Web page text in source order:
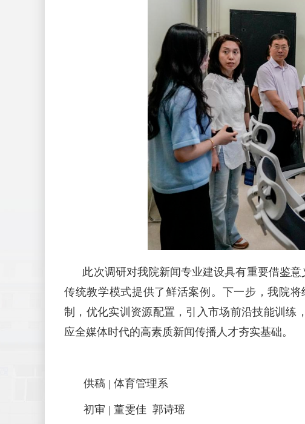
此次调研对我院新闻专业建设具有重要借鉴意
传统教学模式提供了鲜活案例。下一步，我院
制，优化实训资源配置，引入市场前沿技能训练
应全媒体时代的高素质新闻传播人才夯实基础。
供稿 | 体育管理系
初审 | 董雯佳 郭诗瑶